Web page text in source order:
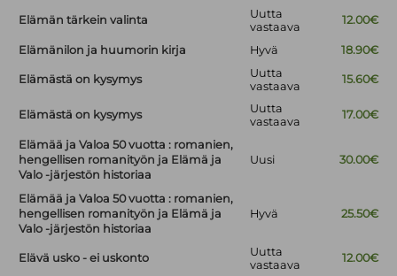
Elämän tärkein valinta
Uutta
vastaava
12.00€
Elämänilon ja huumorin kirja Hyvä 18.90€
Elämästä on kysymys
Uutta
vastaava
15.60€
Elämästä on kysymys
Uutta
vastaava
17.00€
Elämää ja Valoa 50 vuotta : romanien,
hengellisen romanityön ja Elämä ja
Valo -järjestön historiaa
Uusi 30.00€
Elämää ja Valoa 50 vuotta : romanien,
hengellisen romanityön ja Elämä ja
Valo -järjestön historiaa
Hyvä 25.50€
Elävä usko - ei uskonto
Uutta
vastaava
12.00€